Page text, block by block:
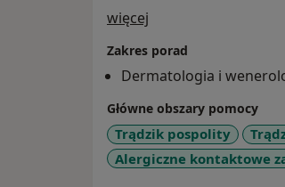
więcej
Zakres porad
Dermatologia i
Główne obszary pomocy
Trądzik pospolity
Alergiczne kontaktowe